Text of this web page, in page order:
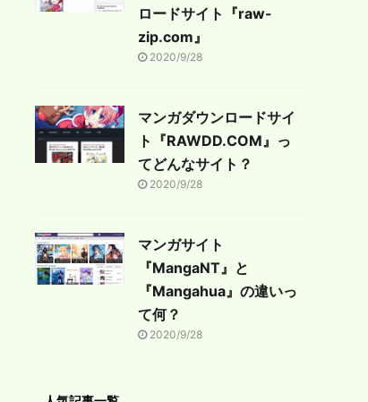
ロードサイト『raw-
zip.com』
2020/9/28
マンガダウンロードサイ
ト『RAWDD.COM』っ
てどんなサイト？
2020/9/28
マンガサイト
『MangaNT』と
『Mangahua』の違いっ
て何？
2020/9/28